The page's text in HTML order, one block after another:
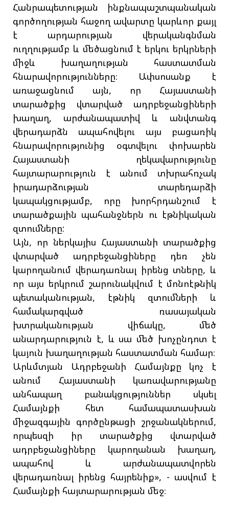
Հանրապետության ինքնապաշտպանական
գործողության հաջող ավարտը կարևոր քայլ
է արդարության վերականգնման
ուղղությամբ և մեծացնում է երկու երկրների
միջև խաղաղության հաստատման
հնարավորությունները։ Ափսոսանք է
առաջացնում այն, որ Հայաստանի
տարածքից վտարված ադրբեջանցիների
խաղաղ, արժանապատիվ և անվտանգ
վերադարձն ապահովելու այս բացառիկ
հնարավորությունից օգտվելու փոխարեն
Հայաստանի ղեկավարությունը
հայտարարություն է անում տխրահռչակ
իրադարձության տարեդարձի
կապակցությամբ, որը խորհրդանշում է
տարածքային պահանջներն ու էթնիկական
զտումները:
Այն, որ ներկայիս Հայաստանի տարածքից
վտարված ադրբեջանցիները դեռ չեն
կարողանում վերադառնալ իրենց տները, և
որ այս երկրում շարունակվում է մոնոէթնիկ
պետականության, էթնիկ զտումների և
համակարգված ռասայական
խտրականության վիճակը, մեծ
անարդարություն է, և սա մեծ խոչընդոտ է
կայուն խաղաղության հաստատման համար։
Արևմտյան Ադրբեջանի Համայնքը կոչ է
անում Հայաստանի կառավարությանը
անհապաղ բանակցություններ սկսել
Համայնքի հետ համապատասխան
միջազգային գործընթացի շրջանակներում,
որպեսզի իր տարածքից վտարված
ադրբեջանցիները կարողանան խաղաղ,
ապահով և արժանապատվորեն
վերադառնալ իրենց հայրենիք», - ասվում է
Համայնքի հայտարարության մեջ։